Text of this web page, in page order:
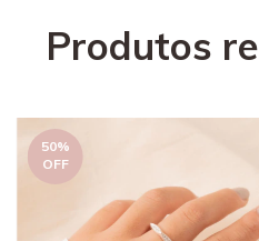
Produtos
50%
OFF